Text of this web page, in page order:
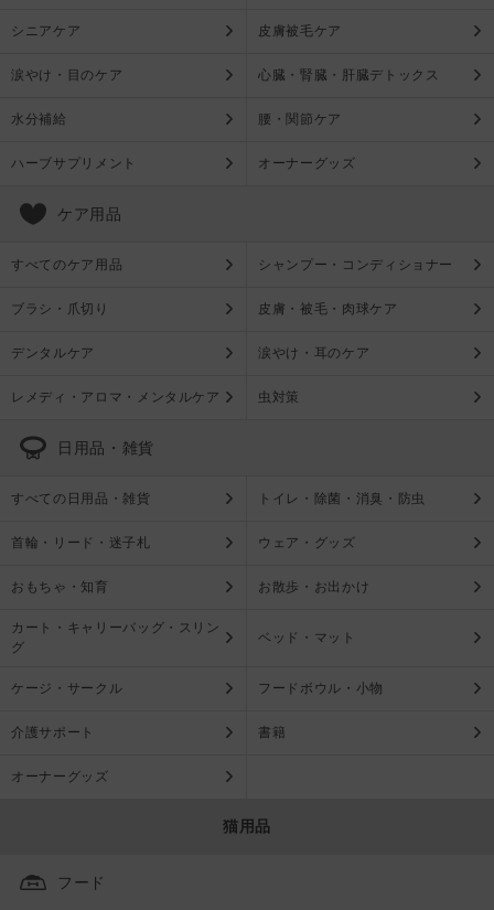
シニアケア 皮膚被毛ケア
涙やけ・目のケア 心臓・腎臓・肝臓デトックス
水分補給 腰・関節ケア
ハーブサプリメント オーナーグッズ
ケア用品
すべてのケア用品 シャンプー・コンディショナー
ブラシ・爪切り 皮膚・被毛・肉球ケア
デンタルケア 涙やけ・耳のケア
レメディ・アロマ・メンタルケア 虫対策
日用品・雑貨
すべての日用品・雑貨 トイレ・除菌・消臭・防虫
首輪・リード・迷子札 ウェア・グッズ
おもちゃ・知育 お散歩・お出かけ
カート・キャリーバッグ・スリン
グ
ベッド・マット
ケージ・サークル フードボウル・小物
介護サポート 書籍
オーナーグッズ
猫用品
フード